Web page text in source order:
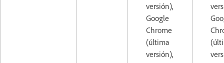
versión),
Google
Chrome
(última
versión),